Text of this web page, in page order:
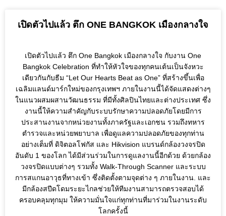
เปิดตัวไปแล้ว ตึก ONE BANGKOK เมืองกลางใจ
เปิดตัวไปแล้ว ตึก One Bangkok เมืองกลางใจ กับงาน One
Bangkok Celebration ที่ทำให้หัวใจของทุกคนเต้นเป็นจังหวะ
เดียวกันกับธีม “Let Our Hearts Beat as One” ที่สร้างขึ้นเพื่อ
เฉลิมแลนด์มาร์กใหม่ของกรุงเทพฯ ภายในงานนี้ได้จัดแสดงต่างๆ
ในแนวผสมผสานวัฒนธรรม ที่มีทั้งศิลปินไทยและต่างประเทศ ซึ่ง
งานนี้ให้ความสำคัญกับระบบรักษาความปลอดภัยโดยมีการ
ประสานงานจากหน่วยงานทั้งภาครัฐและเอกชน รวมถึงทหาร
ตำรวจและหน่วยพยาบาล เพื่อดูแลความปลอดภัยของทุกท่าน
อย่างเต็มที่ ดิจิตอลโฟกัส และ Hikvision แบรนด์กล้องวงจรปิด
อันดับ 1 ของโลก ได้มีส่วนร่วมในการดูแลงานนี้อีกด้วย ด้วยกล้อง
วงจรปิดแบบต่างๆ รวมทั้ง Walk-Through Scanner และระบบ
การสแกนอาวุธที่ทางเข้า ซึ่งติดตั้งตามจุดต่าง ๆ ภายในงาน. และ
มีกล้องสปีดโดมระยะไกลช่วยให้ทีมงานสามารถตรวจสอบได้
ครอบคลุมทุกมุม ให้ความมั่นใจแก่ทุกท่านที่มาร่วมในงานระดับ
โลกครั้งนี้